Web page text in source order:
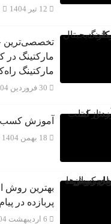
12 تیر 1404
تخصصی‌ترین
مارکتینگ در
مارکتینگ
30 فروردین 1404
آموزش کسب
18 بهمن 1404
بهترین روش
پربازده در
6 اردیبهشت 1404